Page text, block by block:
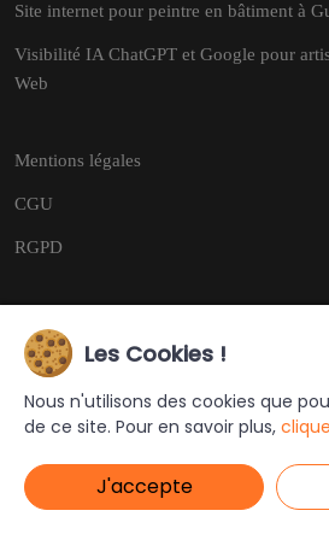
Site internet pour peintre en bâtiment à
Visibilité IA ChatGPT et Google pour
Web
Mentions légales
CGU
RGPD
Copyright © 2026
Ce site a été créé et est géré
Les Cookies !
Nous n'utilisons des cookies que
de ce site. Pour en savoir plus,
J'accepte